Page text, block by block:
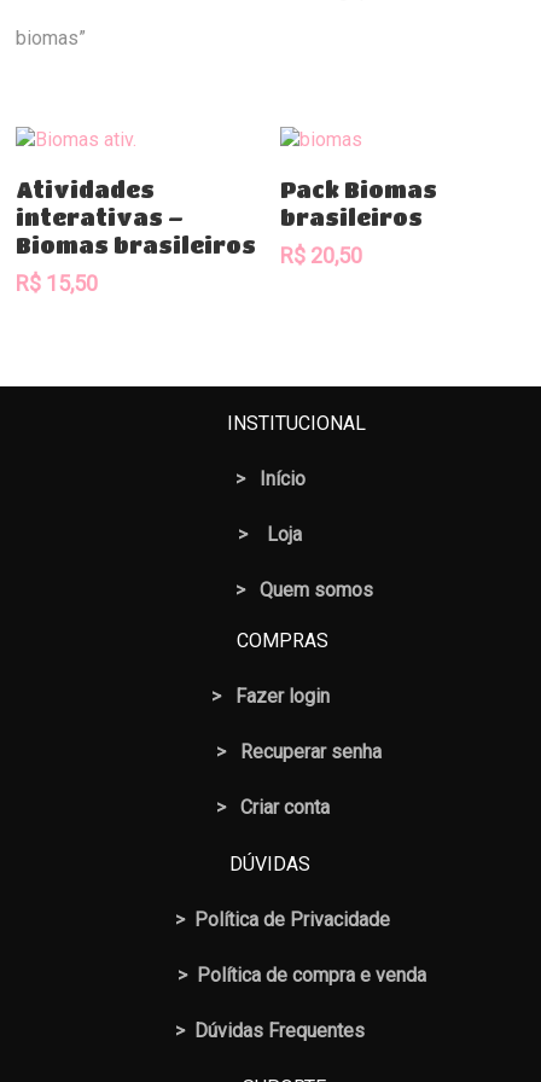
biomas”
Comprar
Atividades
interativas –
Biomas brasileiros
R$ 15,50
Comprar
Pack Biomas
brasileiros
R$20,50
INSTITUCIONAL
> Início
> Loja
> Quem somos
COMPRAS
> Fazer login
> Recuperar senha
> Criar conta
DÚVIDAS
> Política de Privacidade
> Política de compra e venda
> Dúvidas Frequentes